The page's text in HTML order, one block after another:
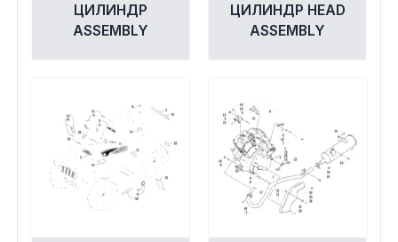
ЦИЛИНДР
ASSEMBLY
ЦИЛИНДР HEAD
ASSEMBLY